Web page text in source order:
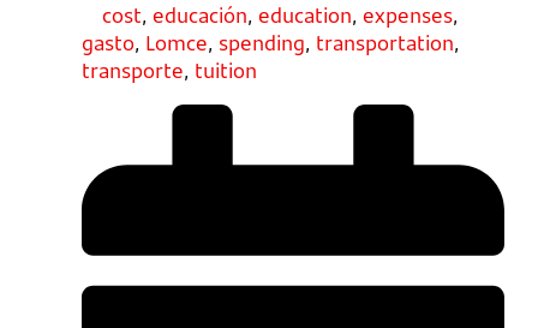
cost, educación, education, expenses,
gasto, Lomce, spending, transportation,
transporte, tuition